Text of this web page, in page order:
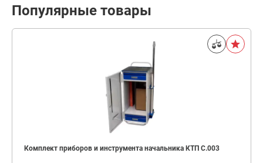
Популярные товары
Комплект приборов и инструмента начальника КТП C.003